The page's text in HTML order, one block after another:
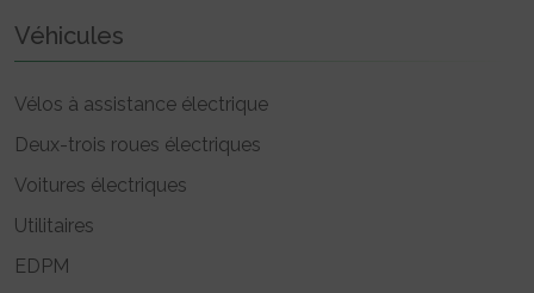
Véhicules
Vélos à assistance électrique
Deux-trois roues électriques
Voitures électriques
Utilitaires
EDPM